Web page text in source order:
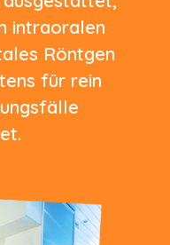
intraoralen
Röntgen
für rein